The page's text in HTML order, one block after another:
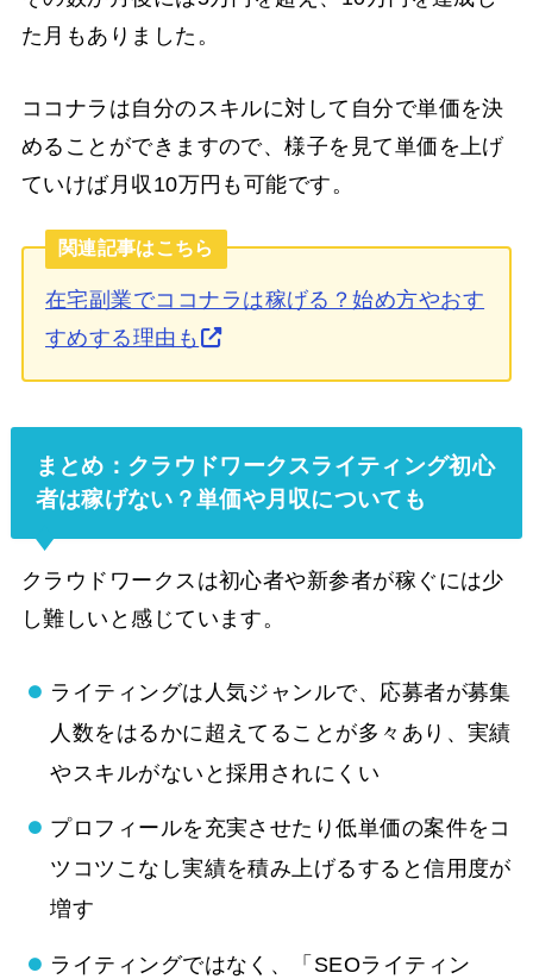
た月もありました。
ココナラは自分のスキルに対して自分で単価を決
めることができますので、様子を見て単価を上げ
ていけば月収10万円も可能です。
関連記事はこちら
在宅副業でココナラは稼げる？始め方やおす
すめする理由も
まとめ：クラウドワークスライティング初心
者は稼げない？単価や月収についても
クラウドワークスは初心者や新参者が稼ぐには少
し難しいと感じています。
ライティングは人気ジャンルで、応募者が募集
人数をはるかに超えてることが多々あり、実績
やスキルがないと採用されにくい
プロフィールを充実させたり低単価の案件をコ
ツコツこなし実績を積み上げるすると信用度が
増す
ライティングではなく、「SEOライティン